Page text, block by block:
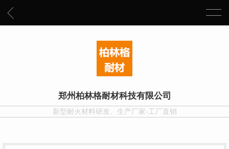
郑州柏林格耐材科技有限公司
新型耐火材料研发、生产厂家-工厂直销